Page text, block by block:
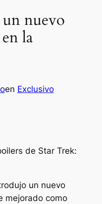
nuevo
la
en Exclusivo
de Star Trek:
un nuevo
mejorado como